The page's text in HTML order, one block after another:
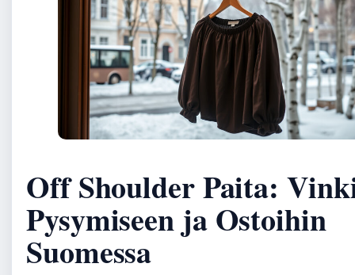
Off Shoulder Paita:
Pysymiseen ja Ostoihin
Suomessa